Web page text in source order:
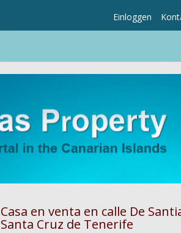
Einloggen
Casa en venta en calle De
Santa Cruz de Tenerife